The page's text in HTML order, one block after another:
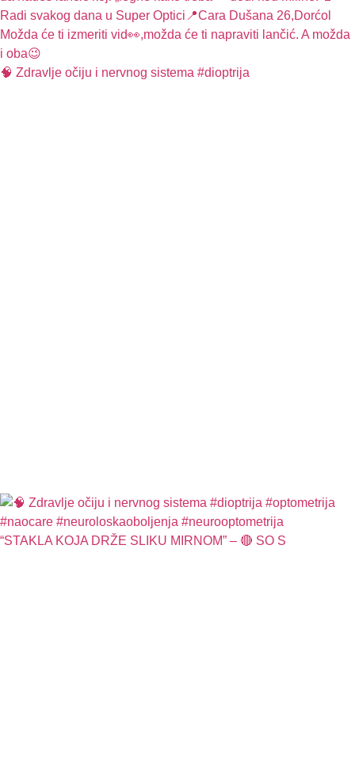
🧠 Zdravlje očiju i nervnog sistema #dioptrija
“STAKLA KOJA DRŽE SLIKU MIRNOM” – 🔴 SO S